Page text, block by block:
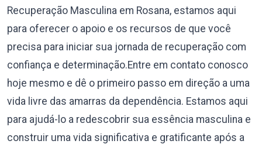
Recuperação Masculina em Rosana, estamos aqui
para oferecer o apoio e os recursos de que você
precisa para iniciar sua jornada de recuperação com
confiança e determinação.Entre em contato conosco
hoje mesmo e dê o primeiro passo em direção a uma
vida livre das amarras da dependência. Estamos aqui
para ajudá-lo a redescobrir sua essência masculina e
construir uma vida significativa e gratificante após a